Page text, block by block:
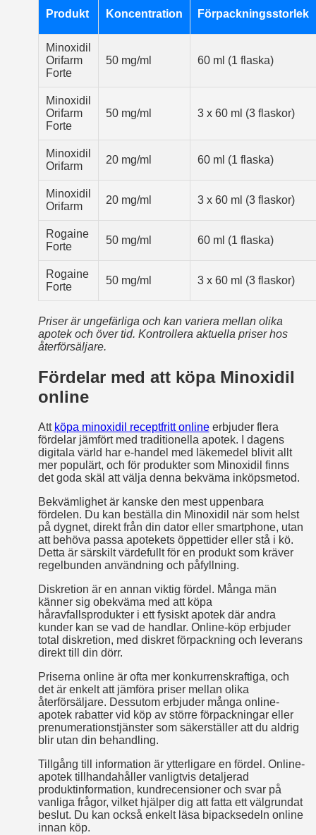
Produkt Koncentration Förpackningsstorlek
Minoxidil
Orifarm
Forte
50 mg/ml 60 ml (1 flaska)
Minoxidil
Orifarm
Forte
50 mg/ml 3 x 60 ml (3 flaskor)
Minoxidil
Orifarm
20 mg/ml 60 ml (1 flaska)
Minoxidil
Orifarm
20 mg/ml 3 x 60 ml (3 flaskor)
Rogaine
Forte
50 mg/ml 60 ml (1 flaska)
Rogaine
Forte
50 mg/ml 3 x 60 ml (3 flaskor)
Priser är ungefärliga och kan variera mellan olika
apotek och över tid. Kontrollera aktuella priser hos
återförsäljare.
Fördelar med att köpa Minoxidil
online
Att köpa minoxidil receptfritt onlineerbjuder flera
fördelar jämfört med traditionella apotek. I dagens
digitala värld har e-handel med läkemedel blivit allt
mer populärt, och för produkter som Minoxidil finns
det goda skäl att välja denna bekväma inköpsmetod.
Bekvämlighet är kanske den mest uppenbara
fördelen. Du kan beställa din Minoxidil när som helst
på dygnet, direkt från din dator eller smartphone, utan
att behöva passa apotekets öppettider eller stå i kö.
Detta är särskilt värdefullt för en produkt som kräver
regelbunden användning och påfyllning.
Diskretion är en annan viktig fördel. Många män
känner sig obekväma med att köpa
håravfallsprodukter i ett fysiskt apotek där andra
kunder kan se vad de handlar. Online-köp erbjuder
total diskretion, med diskret förpackning och leverans
direkt till din dörr.
Priserna online är ofta mer konkurrenskraftiga, och
det är enkelt att jämföra priser mellan olika
återförsäljare. Dessutom erbjuder många online-
apotek rabatter vid köp av större förpackningar eller
prenumerationstjänster som säkerställer att du aldrig
blir utan din behandling.
Tillgång till information är ytterligare en fördel. Online-
apotek tillhandahåller vanligtvis detaljerad
produktinformation, kundrecensioner och svar på
vanliga frågor, vilket hjälper dig att fatta ett välgrundat
beslut. Du kan också enkelt läsa bipacksedeln online
innan köp.